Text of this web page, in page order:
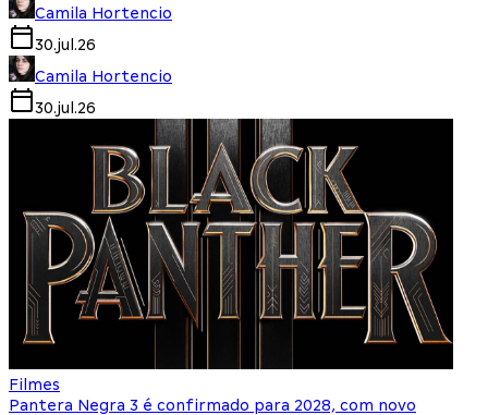
Camila Hortencio
30.jul.26
Camila Hortencio
30.jul.26
Filmes
Pantera Negra 3 é confirmado para 2028, com novo